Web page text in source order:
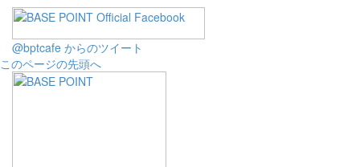
@bptcafe からのツイート
このページの先頭へ